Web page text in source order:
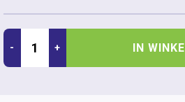
- + IN